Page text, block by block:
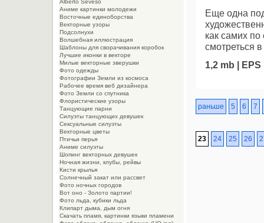
Еще одна
как самих
смотреться
1,2 mb | EPS
раньше 5 6 7
23 24 25 26
Alberto Seveso
Aниме картинки молодежи
Восточные единоборства
Векторные узоры
Подсолнухи
Волшебная иллюстрация
Шаблоны для сворачивания коробок
Лучшие иконки в векторе
Милые векторные зверушки
Фото одежды
Фотографии Земли из космоса
Рабочее время веб дизайнера
Фото Земли со спутника
Флористические узоры
Танцующие парни
Силуэты танцующих девушек
Сексуальные силуэты
Векторные цветы
Птичьи перья
Аниме силуэты
Шопинг векторных девушек
Ночная жизни, клубы, рейвы
Кисти крылья
Солнечный закат или рассвет
Фото ночных городов
Вот оно - Золото партии!
Фото льда, кубики льда
Клипарт дыма, дым огня
Cкачать пламя, картинки языки пламени